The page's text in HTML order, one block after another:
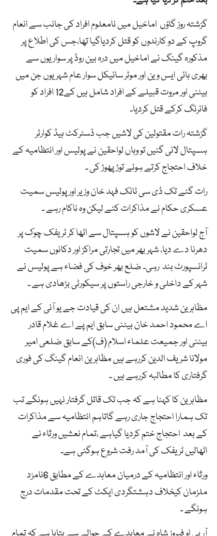
گزشتہ روز گاؤں اماخیل میں نامعلوم افراد کی جانب سے انعام
گروپ کے دو کارندوں کو قتل کردیاگیا تھا،جس کی اطلاع پر
مذکورہ گینگ نے اماخیل میں درہ بین روڈ پر سواریوں سے
بھری ہائی ایس وین اور موٹر سائیکل سوار عام شہریوں جن میں
بیٹنی اور مروت قبیلے کے افراد شامل ہیں کے12 افراد کو
فائرنگ کرکے قتل کردیا۔
گزشتہ رات مقتولین کی لاشیں جب ڈسٹرکٹ ہیڈ کوارٹر
ہسپتال لائی گئیں تو وہاں لواحقین نے پولیس اور انتظامیہ کے
خلاف احتجاج کرتے ہوئے توڑ پھوڑ کی ۔
رات گئے تک ڈی سی ٹانک فہد خان وزیر اور پولیس سمیت
عسکری حکام نے مذاکرات کئے لیکن وہ ناکام رہے ۔
آج لواحقین نے لاشوں کو ہسپتال سے اٹھا کر ٹریفک چوک پر
دھرنا دے دیا، شہر بھر میں تجارتی مراکز اور دکانوں سمیت
ٹرانسپورٹ بند رہی۔ ضلع بھر خوف کی فضاء ہے پولیس نے
شہر کے داخلی و خارجی راستوں پر سیکورٹی بڑھادی ہے ۔
مظاہرین شدید مشتعل ہیں ان کی قیادت جے یو آئی کے ایم پی
اے محمود احمد خان بیٹنی سابق ایم پے اے غلام قادر
بیٹنی اور جمیعت علماء اسلام (ف)کے سابق ضلعی امیر
مولانا شریف الدین کررہے ہیں مظاہرین انعام گینگ کی فوری
گرفتاری کا مطالبہ کررہے ہیں ۔
مظاہرین کا کہنا ہے کہ جب تک قاتل گرفتار نہیں ہونگے تب
تک ہمارا احتجاج جاری رہے گاتاہم انتظامیہ سے مذاکرات
کے بعد احتجاج ختم کردیا گیاہے ،تمام نعشیں ورثاء نے
اٹھالیں ٹریفک کی آمد رفت شروع ہوگئی ہے۔
ورثاء اور انتظامیہ کے درمیان معاہدے کے مطابق 6نامزد
ملزمان کیخلاف دہشتگردی ایکٹ کے تحت مقدمات درج
ہونگے ۔